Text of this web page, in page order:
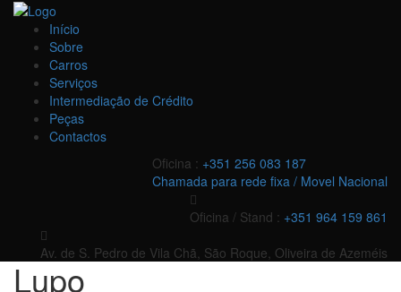
Início
Sobre
Carros
Serviços
Intermediação de Crédito
Peças
Contactos
Oficina : +351 256 083 187
Chamada para rede fixa / Movel Nacional
Oficina / Stand : +351 964 159 861
Av. de S. Pedro de Vila Chã, São Roque, Oliveira de Azeméis
Lupo